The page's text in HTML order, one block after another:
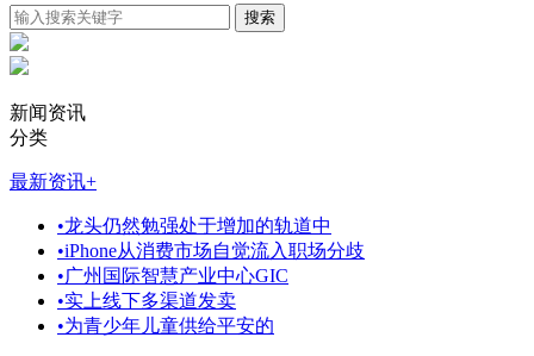
新闻资讯
分类
最新资讯+
•龙头仍然勉强处于增加的轨道中
•iPhone从消费市场自觉流入职场分歧
•广州国际智慧产业中心GIC
•实上线下多渠道发卖
•为青少年儿童供给平安的